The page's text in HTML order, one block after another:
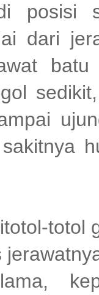
posisi
dari
batu
totol